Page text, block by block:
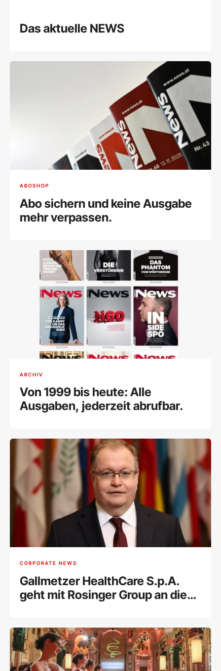
Das aktuelle NEWS
ABOSHOP
Abo sichern und keine Ausgabe
mehr verpassen.
ARCHIV
Von 1999 bis heute: Alle
Ausgaben, jederzeit abrufbar.
CORPORATE NEWS
Gallmetzer HealthCare S.p.A.
geht mit Rosinger Group an die